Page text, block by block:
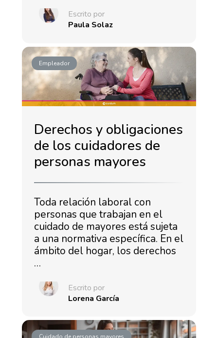
Escrito por
Paula Solaz
Empleador
Derechos y obligaciones
de los cuidadores de
personas mayores
Toda relación laboral con
personas que trabajan en el
cuidado de mayores está sujeta
a una normativa específica. En el
ámbito del hogar, los derechos
…
Escrito por
Lorena García